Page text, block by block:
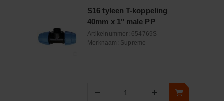
S16 tyleen T-koppeling
40mm x 1" male PP
Artikelnummer: 654769S
Merknaam: Supreme
− Aantal +